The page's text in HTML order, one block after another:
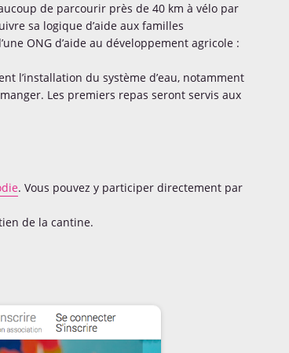
de parcourir près de 40 km à vélo par
sa logique d’aide aux familles
ONG d’aide au développement agricole :
l’installation du système d’eau, notamment
Les premiers repas seront servis aux
. Vous pouvez y participer directement par
de la cantine.